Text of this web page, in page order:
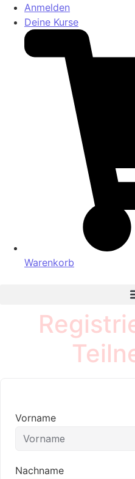
Anmelden
Deine Kurse
Warenkorb
Vorname
Nachname